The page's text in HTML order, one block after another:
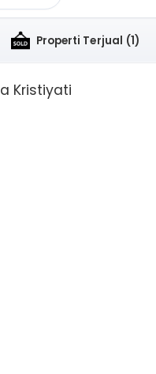
Properti Terjual (1)
Kristiyati